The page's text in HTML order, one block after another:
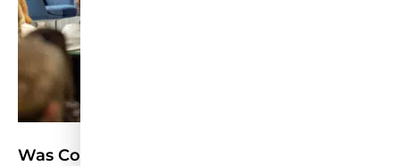
Was Content Marketing von der CMCX 2026